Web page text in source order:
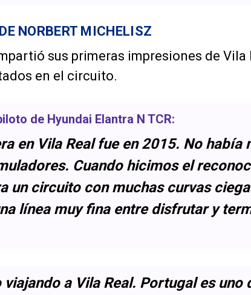
NORBERT MICHELISZ
sus primeras impresiones de Vila
en el circuito.
de Hyundai Elantra N TCR:
en Vila Real fue en 2015. No había
Cuando hicimos el
un circuito con muchas curvas
línea muy fina entre disfrutar y
a Vila Real. Portugal es uno